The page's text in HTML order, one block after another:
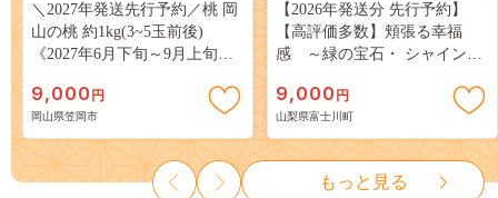
＼2027年発送先行予約／桃 岡
山の桃 約1kg(3~5玉前後)
《2027年6月下旬～9月上旬頃
岡山 はくとう スイーツ フル
ーツ 果物 デザート 旬 モモ も
も 先行予約 送料無料 果物 岡
山県 笠岡市 清水白桃 白鳳 白
麗 クール便---
9,000 円
岡山県笠岡市
【2026年発送分 先行予約】
【高評価多数】頬張る幸福
感 ～緑の宝石・ シャインマ
３房） フルーツ 山梨県産 果
物 くだもの シャイン マスカ
ット ぶどう ブドウ 葡萄 大粒
種なし 先行予約 富士川町
10000円 一万円 9000円 九千円
9,000 円
山梨県富士川町
もっと見る